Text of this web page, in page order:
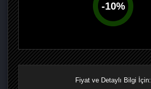
-10%
Fiyat ve Detaylı Bilgi İçin: